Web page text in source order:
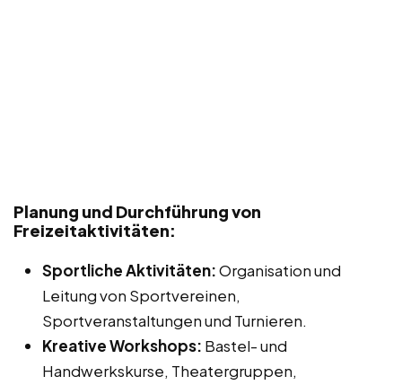
Planung und Durchführung von
Freizeitaktivitäten:
Sportliche Aktivitäten:Organisation und
Leitung von Sportvereinen,
Sportveranstaltungen und Turnieren.
Kreative Workshops: Bastel- und
Handwerkskurse, Theatergruppen,